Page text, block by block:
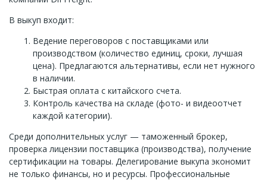
В выкуп входит:
Ведение переговоров с поставщиками или
производством (количество единиц, сроки, лучшая
цена). Предлагаются альтернативы, если нет нужного
в наличии.
Быстрая оплата с китайского счета.
Контроль качества на складе (фото- и видеоотчет
каждой категории).
Среди дополнительных услуг — таможенный брокер,
проверка лицензии поставщика (производства), получение
сертификации на товары. Делегирование выкупа экономит
не только финансы, но и ресурсы. Профессиональные